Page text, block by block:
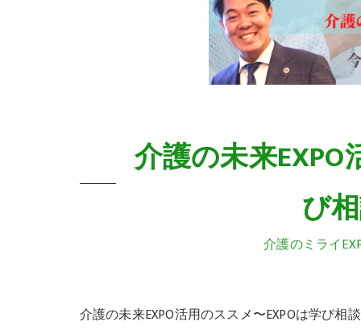
介護の未来
び
介護のミライ
介護の未来EXPO活用のススメ〜EXPOは学び相